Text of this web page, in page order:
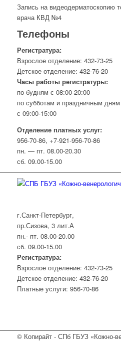
Запись на видеодерматоскопию
врача КВД №4
Телефоны
Регистратура:
Взрослое отделение: 432-73-25
Детское отделение: 432-76-20
Часы работы регистратуры:
по будням с 08:00-20:00
по субботам и праздничным дням
с 09:00-15:00
Отделение платных услуг:
956-70-86, +7-921-956-70-86
пн. — пт. 08.00-20.30
сб. 09.00-15.00
г.Санкт-Петербург,
пр.Сизова, 3 лит.А
пн.- пт. 08.00-20.00
сб. 09.00-15.00
Регистратура:
Взрослое отделение: 432-73-25
Детское отделение: 432-76-20
Платные услуги: 956-70-86
© Копирайт - СПб ГБУЗ «Кожно-